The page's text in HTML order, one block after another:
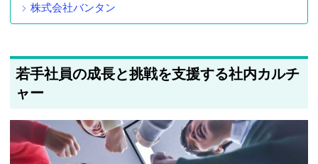
株式会社バンタン
若手社員の成長と挑戦を支援する社内カルチ
ャー